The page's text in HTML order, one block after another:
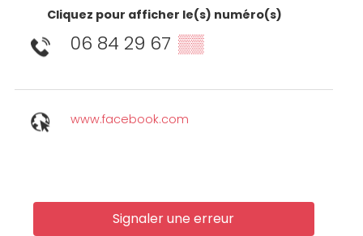
Cliquez pour afficher le(s) numéro(s)
06 84 29 67 ▒▒
www.facebook.com
Signaler une erreur